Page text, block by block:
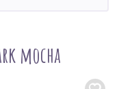
mocha